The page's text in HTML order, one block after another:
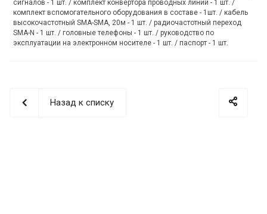
сигналов - 1 шт. / комплект конвертора проводных линий - 1 шт. /
комплект вспомогательного оборудования в составе - 1шт. / кабель
высокочастотный SMA-SMA, 20м - 1 шт. / радиочастотный переход
SMA-N - 1 шт. / головные телефоны - 1 шт. / руководство по
эксплуатации на электронном носителе - 1 шт. / паспорт - 1 шт.
Назад к списку